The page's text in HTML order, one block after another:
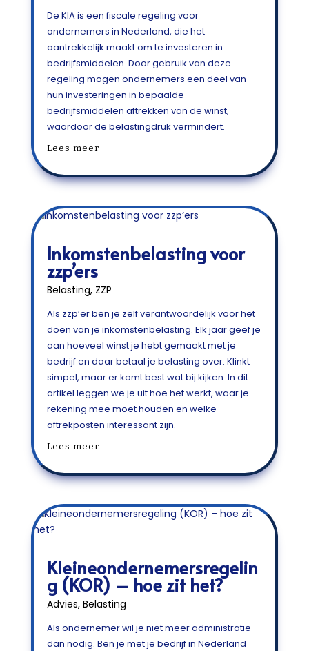
De KIA is een fiscale regeling voor
ondernemers in Nederland, die het
aantrekkelijk maakt om te investeren in
bedrijfsmiddelen. Door gebruik van deze
regeling mogen ondernemers een deel van
hun investeringen in bepaalde
bedrijfsmiddelen aftrekken van de winst,
waardoor de belastingdruk vermindert.
Lees meer
Inkomstenbelasting voor
zzp’ers
Belasting, ZZP
Als zzp’er ben je zelf verantwoordelijk voor het
doen van je inkomstenbelasting. Elk jaar geef je
aan hoeveel winst je hebt gemaakt met je
bedrijf en daar betaal je belasting over. Klinkt
simpel, maar er komt best wat bij kijken. In dit
artikel leggen we je uit hoe het werkt, waar je
rekening mee moet houden en welke
aftrekposten interessant zijn.
Lees meer
Kleineondernemersregelin
g (KOR) – hoe zit het?
Advies, Belasting
Als ondernemer wil je niet meer administratie
dan nodig. Ben je met je bedrijf in Nederland